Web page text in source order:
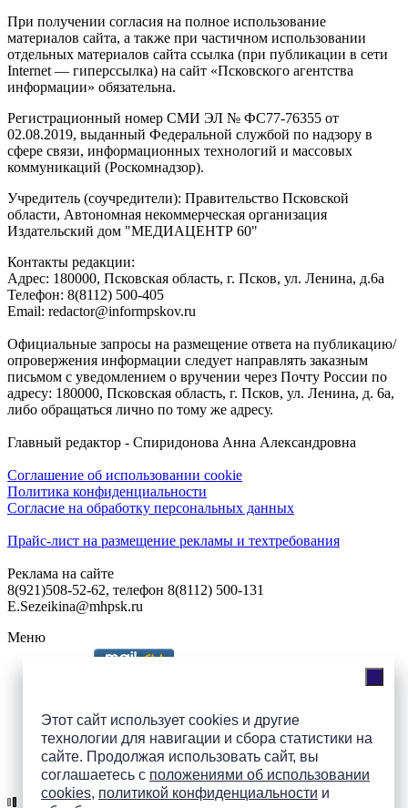
Этот сайт использует cookies и другие
технологии для навигации и сбора статистики на
сайте. Продолжая использовать сайт, вы
соглашаетесь с положениями об использовании
cookies, политикой конфиденциальности и
При получении согласия на полное использование
материалов сайта, а также при частичном использовании
отдельных материалов сайта ссылка (при публикации в сети
Internet — гиперссылка) на сайт «Псковского агентства
информации» обязательна.
Регистрационный номер СМИ ЭЛ № ФС77-76355 от
02.08.2019, выданный Федеральной службой по надзору в
сфере связи, информационных технологий и массовых
коммуникаций (Роскомнадзор).
Учредитель (соучредители): Правительство Псковской
области, Автономная некоммерческая организация
Издательский дом "МЕДИАЦЕНТР 60"
Контакты редакции:
Адреc: 180000, Псковская область, г. Псков, ул. Ленина, д.6а
Телефон: 8(8112) 500-405
Email: redactor@informpskov.ru
Официальные запросы на размещение ответа на публикацию/
опровержения информации следует направлять заказным
письмом с уведомлением о вручении через Почту России по
адресу: 180000, Псковская область, г. Псков, ул. Ленина, д. 6а,
либо обращаться лично по тому же адресу.
Главный редактор - Спиридонова Анна Александровна
Соглашение об использовании cookie
Политика конфиденциальности
Согласие на обработку персональных данных
Прайс-лист на размещение рекламы и техтребования
Реклама на сайте
8(921)508-52-62, телефон 8(8112) 500-131
E.Sezeikina@mhpsk.ru
Меню
Подпишись на группы
ПАИ в соцсетях!